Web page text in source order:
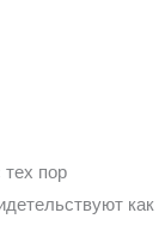
пор
как